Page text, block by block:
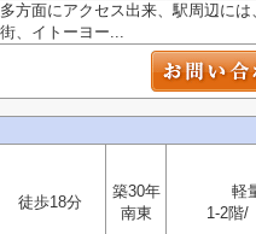
方面にアクセス出来、駅周辺には
、イトーヨー...
徒歩18分
築30年
南東
軽
1-2階/